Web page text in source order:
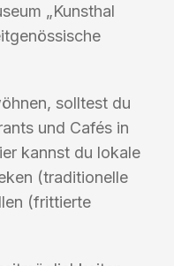
„Kunsthal
solltest du
und Cafés in
kannst du lokale
(traditionelle
(frittierte